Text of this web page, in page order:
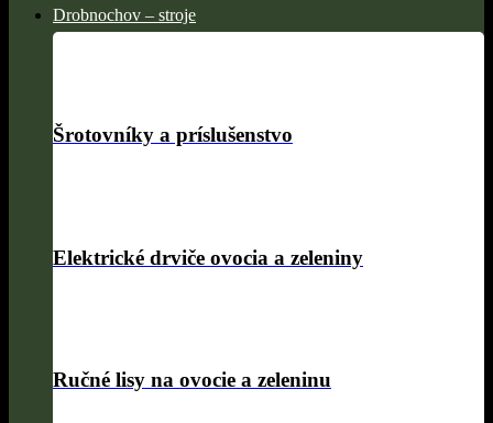
Drobnochov – stroje
Šrotovníky a príslušenstvo
Elektrické drviče ovocia a zeleniny
Ručné lisy na ovocie a zeleninu